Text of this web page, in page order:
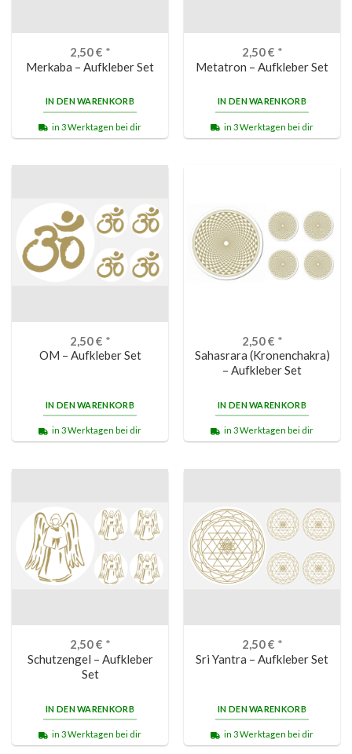
2,50€ *
Merkaba – Aufkleber Set
IN DEN WARENKORB
in 3 Werktagen bei dir
2,50€ *
Metatron – Aufkleber Set
IN DEN WARENKORB
in 3 Werktagen bei dir
2,50€ *
OM – Aufkleber Set
IN DEN WARENKORB
in 3 Werktagen bei dir
2,50€ *
Sahasrara (Kronenchakra)
– Aufkleber Set
IN DEN WARENKORB
in 3 Werktagen bei dir
2,50€ *
Schutzengel – Aufkleber
Set
IN DEN WARENKORB
in 3 Werktagen bei dir
2,50€ *
Sri Yantra – Aufkleber Set
IN DEN WARENKORB
in 3 Werktagen bei dir